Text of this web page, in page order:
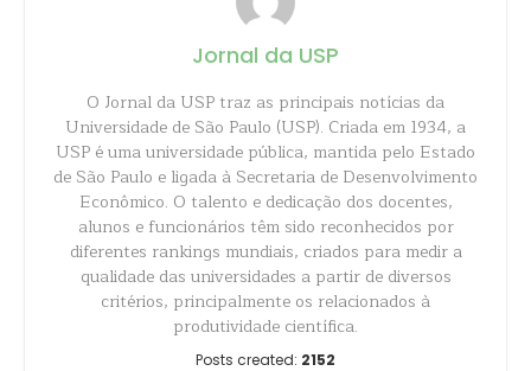
Jornal da USP
O Jornal da USP traz as principais notícias da
Universidade de São Paulo (USP). Criada em 1934, a
USP é uma universidade pública, mantida pelo Estado
de São Paulo e ligada à Secretaria de Desenvolvimento
Econômico. O talento e dedicação dos docentes,
alunos e funcionários têm sido reconhecidos por
diferentes rankings mundiais, criados para medir a
qualidade das universidades a partir de diversos
critérios, principalmente os relacionados à
produtividade científica.
Posts created: 2152